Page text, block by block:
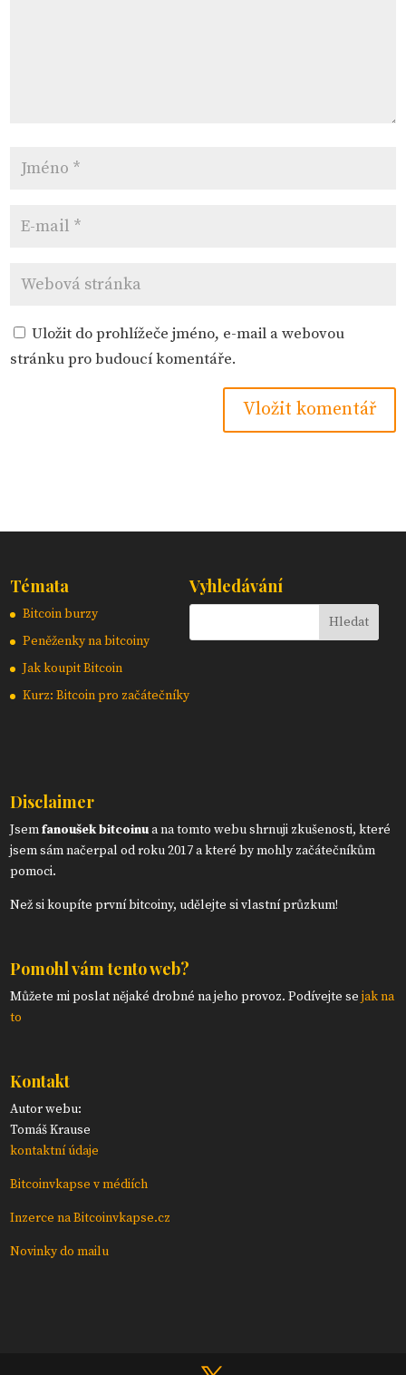
Uložit do prohlížeče jméno, e-mail a webovou
stránku pro budoucí komentáře.
Témata
Bitcoin burzy
Peněženky na bitcoiny
Jak koupit Bitcoin
Kurz: Bitcoin pro začátečníky
Vyhledávání
Disclaimer
Jsemfanoušek bitcoinua na tomto webu shrnuji zkušenosti, které
jsem sám načerpal od roku 2017 a které by mohly začátečníkům
pomoci.
Než si koupíte první bitcoiny, udělejte si vlastní průzkum!
Pomohl vám tento web?
Můžete mi poslat nějaké drobné na jeho provoz. Podívejte sejak na
to
Kontakt
Autor webu:
Tomáš Krause
kontaktní údaje
Bitcoinvkapse v médiích
Inzerce na Bitcoinvkapse.cz
Novinky do mailu